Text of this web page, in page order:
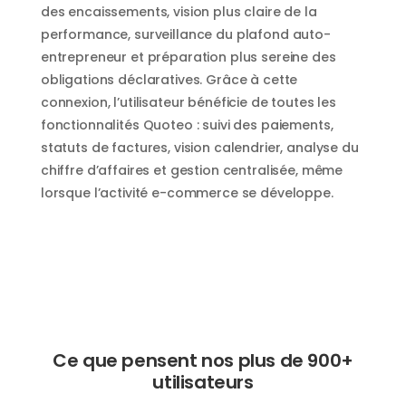
des encaissements, vision plus claire de la
performance, surveillance du plafond auto-
entrepreneur et préparation plus sereine des
obligations déclaratives. Grâce à cette
connexion, l’utilisateur bénéficie de toutes les
fonctionnalités Quoteo : suivi des paiements,
statuts de factures, vision calendrier, analyse du
chiffre d’affaires et gestion centralisée, même
lorsque l’activité e-commerce se développe.
Ce que pensent nos plus de 900+
utilisateurs